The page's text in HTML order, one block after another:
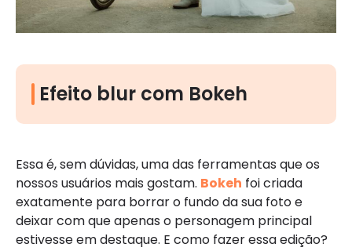
Efeito blur com Bokeh
Essa é, sem dúvidas, uma das ferramentas que os
nossos usuários mais gostam. Bokeh foi criada
exatamente para borrar o fundo da sua foto e
deixar com que apenas o personagem principal
estivesse em destaque. E como fazer essa edição?